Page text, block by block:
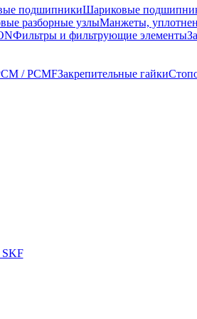
подшипникиШариковые
разборные узлыМанжеты,
Фильтры и фильтрующие элементы
/ PCMFЗакрепительные гайки